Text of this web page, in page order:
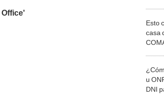
Esto
casa
u
DNI